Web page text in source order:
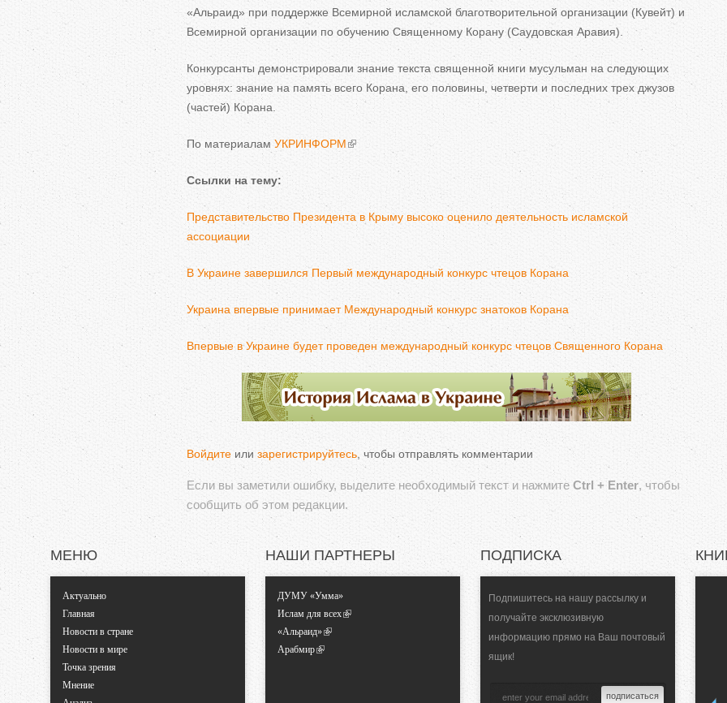
«Альраид» при поддержке Всемирной исламской благотворительной организации (Кувейт) и
Всемирной организации по обучению Священному Корану (Саудовская Аравия).
Конкурсанты демонстрировали знание текста священной книги мусульман на следующих
уровнях: знание на память всего Корана, его половины, четверти и последних трех джузов
(частей) Корана.
По материалам УКРИНФОРМ
Ссылки на тему:
Представительство Президента в Крыму высоко оценило деятельность исламской
ассоциации
В Украине завершился Первый международный конкурс чтецов Корана
Украина впервые принимает Международный конкурс знатоков Корана
Впервые в Украине будет проведен международный конкурс чтецов Священного Корана
Войдите или зарегистрируйтесь, чтобы отправлять комментарии
Если вы заметили ошибку, выделите необходимый текст и нажмите Ctrl + Enter, чтобы
сообщить об этом редакции.
МЕНЮ
Актуально
Главная
Новости в стране
Новости в мире
Точка зрения
Мнение
НАШИ ПАРТНЕРЫ
ДУМУ «Умма»
Ислам для всех
«Альраид»
Арабмир
ПОДПИСКА
Подпишитесь на нашу рассылку и
получайте эксклюзивную
информацию прямо на Ваш почтовый
ящик!